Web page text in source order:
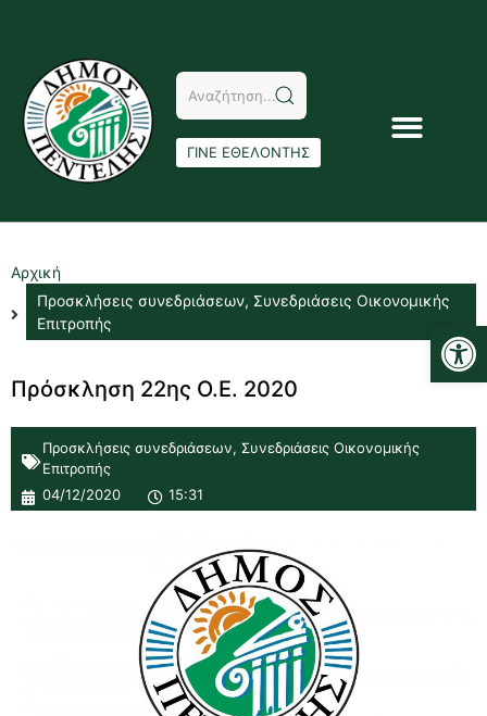
ΓΙΝΕ ΕΘΕΛΟΝΤΗΣ
Αρχική
Προσκλήσεις συνεδριάσεων, Συνεδριάσεις Οικονομικής
Επιτροπής
Πρόσκληση 22ης Ο.Ε. 2020
Προσκλήσεις συνεδριάσεων, Συνεδριάσεις Οικονομικής
Επιτροπής
04/12/2020
15:31